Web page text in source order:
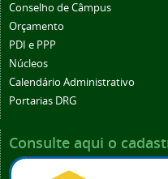
Conselho de Câmpus
Orçamento
PDI e PPP
Núcleos
Calendário Administrativo
Portarias DRG
Consulte aqui o